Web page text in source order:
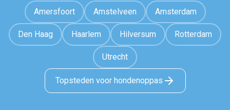
Amersfoort Amstelveen Amsterdam
Den Haag Haarlem Hilversum Rotterdam
Utrecht
Topsteden voor hondenoppas